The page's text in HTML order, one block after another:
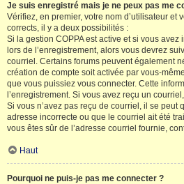
Je suis enregistré mais je ne peux pas me
Vérifiez, en premier, votre nom d’utilisateur et
corrects, il y a deux possibilités :
Si la gestion COPPA est active et si vous
lors de l’enregistrement, alors vous devrez
courriel. Certains forums peuvent également
création de compte soit activée par vous-
que vous puissiez vous connecter. Cette
l’enregistrement. Si vous avez reçu un
Si vous n’avez pas reçu de courriel, il se peut
adresse incorrecte ou que le courriel ait été
vous êtes sûr de l’adresse courriel fournie,
Haut
Pourquoi ne puis-je pas me connecter ?